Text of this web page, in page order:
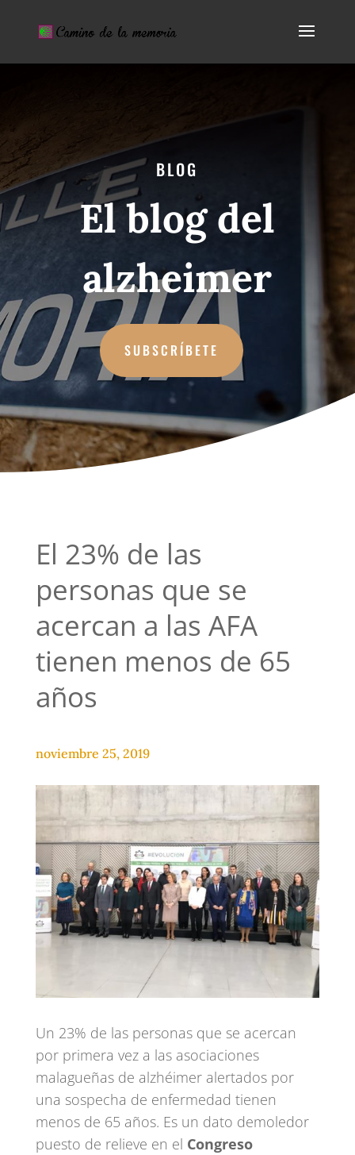
BLOG
El blog del
alzheimer
SUBSCRÍBETE
El 23% de las
personas que se
acercan a las AFA
tienen menos de 65
años
noviembre 25, 2019
Un 23% de las personas que se acercan
por primera vez a las asociaciones
malagueñas de alzhéimer alertados por
una sospecha de enfermedad tienen
menos de 65 años. Es un dato demoledor
puesto de relieve en el Congreso